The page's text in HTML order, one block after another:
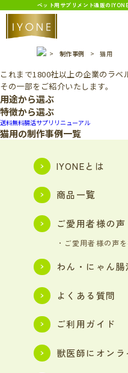
ペット用サプリメント通販の
WORKS
制作事例
> 制作事例 > 猫用
これまで1800社以上の企業のラベ
その一部をご紹介いたします。
用途から選ぶ
特徴から選ぶ
送料無料腸活サプリ リニューアル
猫用の制作事例一覧
IYONEとは
商品一覧
ご愛用者様の声
・ご愛用者様の声
わん・にゃん
よくある質問
ご利用ガイド
獣医師にオン